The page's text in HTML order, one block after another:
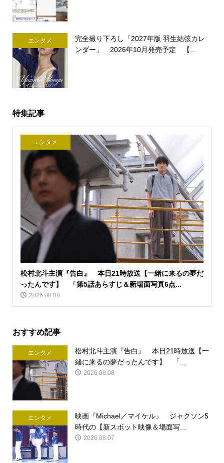
エンタメ
完全撮り下ろし「2027年版 羽生結弦カレ
ンダー」 2026年10月発売予定 【...
特集記事
エンタメ
松村北斗主演『告白』 本日21時放送【一緒に来るの夢だ
ったんです】 「第5話あらすじ＆新場面写真6点...
2026.08.08
おすすめ記事
エンタメ
松村北斗主演『告白』 本日21時放送【一
緒に来るの夢だったんです】 「...
2026.08.08
エンタメ
映画『Michael／マイケル』 ジャクソン5
時代の【新スポット映像＆場面写...
2026.08.07